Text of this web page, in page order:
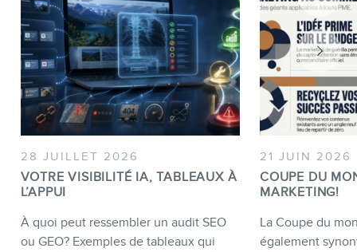
28 JUILLET 2026
VOTRE VISIBILITÉ IA, TABLEAUX À
L’APPUI
À quoi peut ressembler un audit SEO
ou GEO? Exemples de tableaux qui
21 JUIN 2026
COUPE DU
MARKETING!
La Coupe du
également